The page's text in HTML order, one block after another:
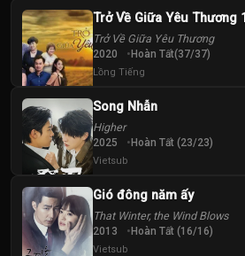
Trở Về Giữa Yêu Thương 1
Trở Về Giữa Yêu Thương
2020 Hoàn Tất(37/37)
Lồng Tiếng
Song Nhẫn
Higher
2025 Hoàn Tất (23/23)
Vietsub
Gió đông năm ấy
That Winter, the Wind Blows
2013 Hoàn Tất (16/16)
Vietsub